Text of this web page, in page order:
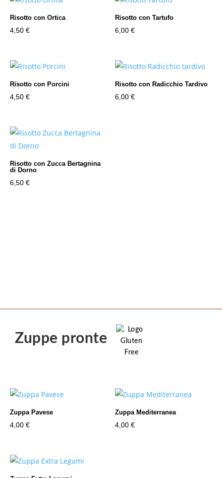
Risotto con Ortica
4,50 €
Risotto con Tartufo
6,00€
Risotto con Porcini
4,50 €
Risotto con Radicchio Tardivo
6,00€
Risotto con Zucca Bertagnina
di Dorno
6,50 €
Zuppe pronte
Zuppa Pavese
4,00 €
Zuppa Mediterranea
4,00€